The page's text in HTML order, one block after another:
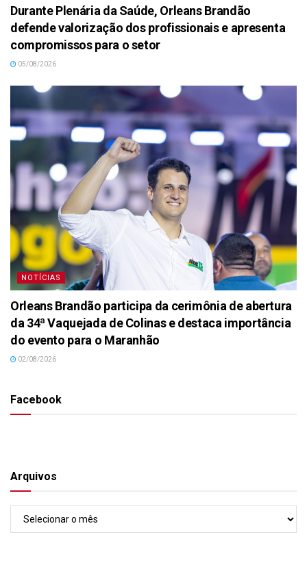
Durante Plenária da Saúde, Orleans Brandão
defende valorização dos profissionais e apresenta
compromissos para o setor
05/08/2026
NOTÍCIAS
Orleans Brandão participa da cerimônia de abertura
da 34ª Vaquejada de Colinas e destaca importância
do evento para o Maranhão
02/08/2026
Facebook
Arquivos